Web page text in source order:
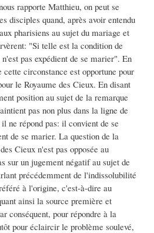
rapporte Matthieu, on peut se
disciples quand, après avoir entendu
pharisiens au sujet du mariage et
"Si telle est la condition de
pas expédient de se marier". En
circonstance est opportune pour
le Royaume des Cieux. En disant
position au sujet de la remarque
pas non plus dans la ligne de
ne répond pas: il convient de se
de se marier. La question de la
Cieux n'est pas opposée au
sur un jugement négatif au sujet de
précédemment de l'indissolubilité
à l'origine, c'est-à-dire au
ainsi la source première et
conséquent, pour répondre à la
pour éclaircir le problème soulevé,